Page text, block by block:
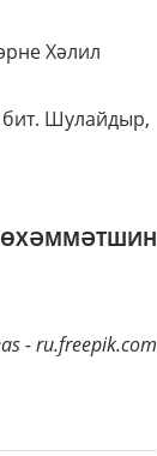
Хәлил
бит. Шулайдыр,
- ru.freepik.com